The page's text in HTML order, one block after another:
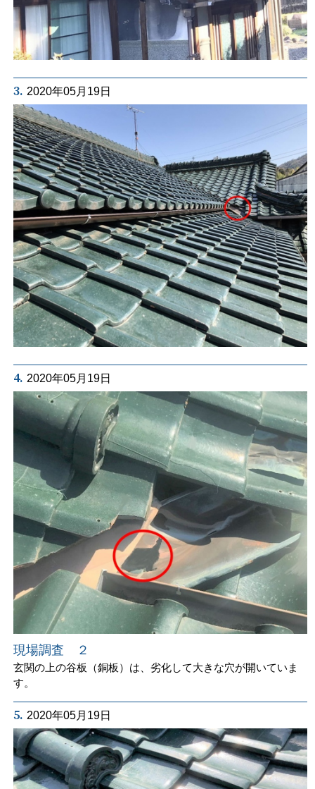
3. 2020年05月19日
4. 2020年05月19日
現場調査 ２
玄関の上の谷板（銅板）は、劣化して大きな穴が開いていま
す。
5. 2020年05月19日